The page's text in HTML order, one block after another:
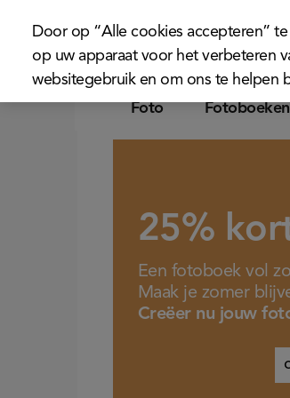
Foto Fotoboeken
25%
Een fotoboek vol
Maak je zomer
Creëer nu jouw
Door op “Alle cookies accepteren”
op uw apparaat voor het verbeteren
websitegebruik en om ons te helpen